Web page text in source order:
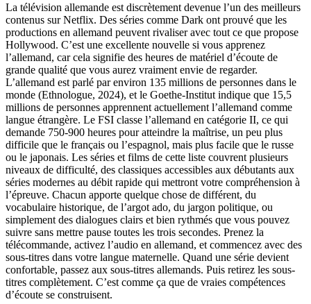
La télévision allemande est discrètement devenue l’un des meilleurs
contenus sur Netflix. Des séries comme Dark ont prouvé que les
productions en allemand peuvent rivaliser avec tout ce que propose
Hollywood. C’est une excellente nouvelle si vous apprenez
l’allemand, car cela signifie des heures de matériel d’écoute de
grande qualité que vous aurez vraiment envie de regarder.
L’allemand est parlé par environ 135 millions de personnes dans le
monde (Ethnologue, 2024), et le Goethe-Institut indique que 15,5
millions de personnes apprennent actuellement l’allemand comme
langue étrangère. Le FSI classe l’allemand en catégorie II, ce qui
demande 750-900 heures pour atteindre la maîtrise, un peu plus
difficile que le français ou l’espagnol, mais plus facile que le russe
ou le japonais. Les séries et films de cette liste couvrent plusieurs
niveaux de difficulté, des classiques accessibles aux débutants aux
séries modernes au débit rapide qui mettront votre compréhension à
l’épreuve. Chacun apporte quelque chose de différent, du
vocabulaire historique, de l’argot ado, du jargon politique, ou
simplement des dialogues clairs et bien rythmés que vous pouvez
suivre sans mettre pause toutes les trois secondes. Prenez la
télécommande, activez l’audio en allemand, et commencez avec des
sous-titres dans votre langue maternelle. Quand une série devient
confortable, passez aux sous-titres allemands. Puis retirez les sous-
titres complètement. C’est comme ça que de vraies compétences
d’écoute se construisent.